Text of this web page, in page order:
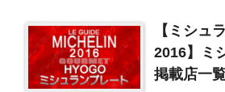
【ミシュ
2016】ミ
掲載店一